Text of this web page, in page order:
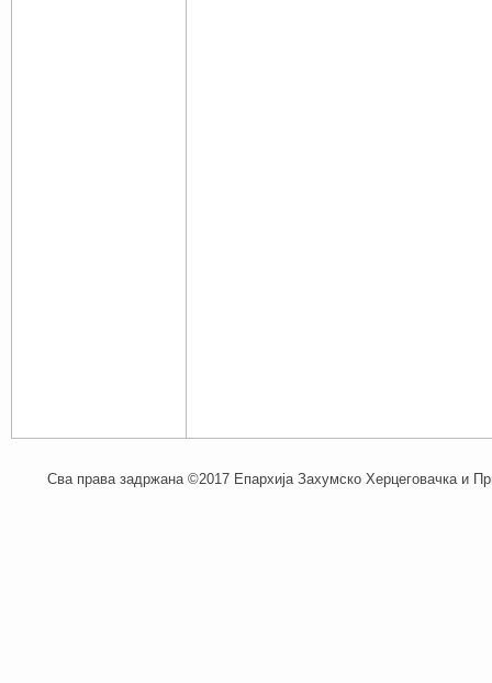
Сва права задржана ©2017 Епархија Захумско Херцеговачка и